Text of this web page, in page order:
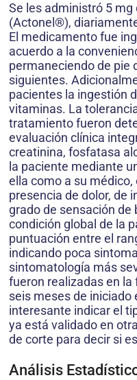
Se les administró 5
(Actonel®),
El medicamento fue
acuerdo a la
permaneciendo de pie
siguientes.
pacientes la ingestión
vitaminas. La
tratamiento fueron
evaluación clínica
creatinina, fosfatasa
la paciente mediante
ella como a su médico,
presencia de dolor, de
grado de sensación de
condición global de la
puntuación entre el
indicando poca
sintomatología más
fueron realizadas en la
seis meses de
interesante indicar el
ya está validado en
de corte para decir si
Análisis